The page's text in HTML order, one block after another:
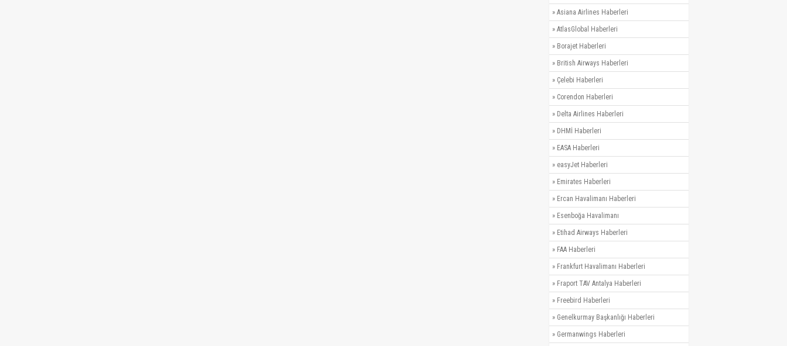
» Asiana Airlines Haberleri
» AtlasGlobal Haberleri
» Borajet Haberleri
» British Airways Haberleri
» Çelebi Haberleri
» Corendon Haberleri
» Delta Airlines Haberleri
» DHMİ Haberleri
» EASA Haberleri
» easyJet Haberleri
» Emirates Haberleri
» Ercan Havalimanı Haberleri
» Esenboğa Havalimanı
» Etihad Airways Haberleri
» FAA Haberleri
» Frankfurt Havalimanı Haberleri
» Fraport TAV Antalya Haberleri
» Freebird Haberleri
» Genelkurmay Başkanlığı Haberleri
» Germanwings Haberleri